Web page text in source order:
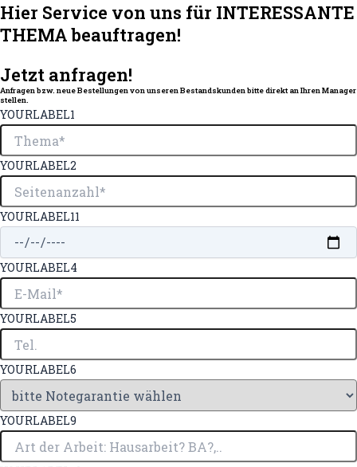
Hier Service von uns für INTERESSANTE
THEMA beauftragen!
Jetzt anfragen!
Anfragen bzw. neue Bestellungen von unseren Bestandskunden bitte direkt an Ihren Manager
stellen.
YOURLABEL1
YOURLABEL2
YOURLABEL11
YOURLABEL4
YOURLABEL5
YOURLABEL6
YOURLABEL9